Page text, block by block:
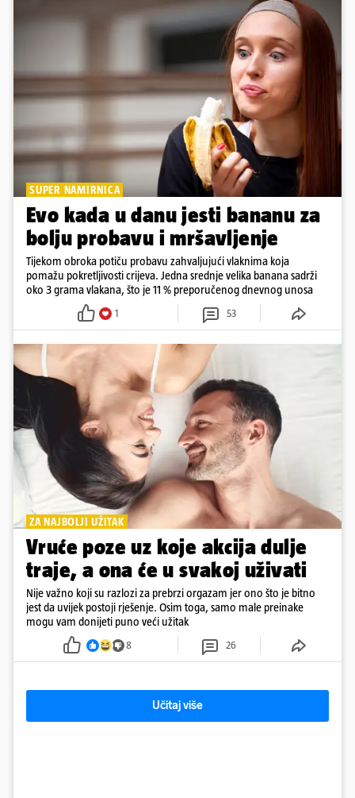
SUPER NAMIRNICA
Evo kada u danu jesti bananu za
bolju probavu i mršavljenje
Tijekom obroka potiču probavu zahvaljujući vlaknima koja
pomažu pokretljivosti crijeva. Jedna srednje velika banana sadrži
oko 3 grama vlakana, što je 11 % preporučenog dnevnog unosa
1 53
ZA NAJBOLJI UŽITAK
Vruće poze uz koje akcija dulje
traje, a ona će u svakoj uživati
Nije važno koji su razlozi za prebrzi orgazam jer ono što je bitno
jest da uvijek postoji rješenje. Osim toga, samo male preinake
mogu vam donijeti puno veći užitak
8 26
Učitaj više